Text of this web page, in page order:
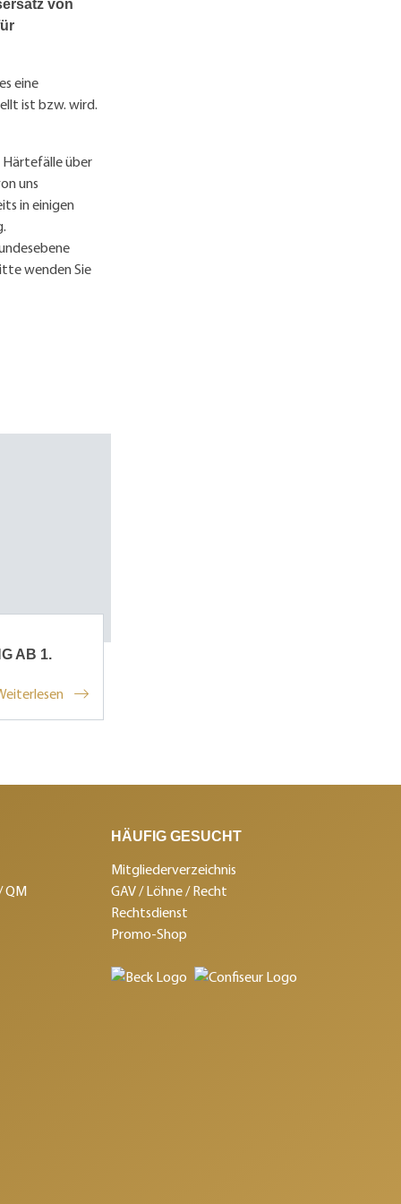
von
eine
ist bzw. wird.
Härtefälle über
uns
in einigen
wenden Sie
AB 1.
QM
HÄUFIG GESUCHT
Mitgliederverzeichnis
GAV / Löhne / Recht
Rechtsdienst
Promo-Shop